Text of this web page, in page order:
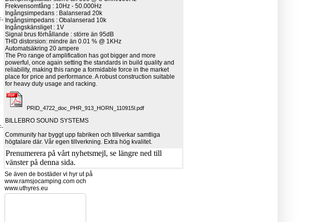
Frekvensomfång : 10Hz - 50.000Hz
Ingångsimpedans : Balanserad 20k
Ingångsimpedans : Obalanserad 10k
Ingångskänsliget : 1V
Signal brus förhållande : större än 95dB
THD distorsion: mindre än 0.01 % @ 1KHz
Automatsäkring 20 ampere
The Pro range of amplification has got bigger and more
powerful, once again setting the standards in build quality and
reliability, making this range a formidable force in the market
place for price and performance. A robust construction suitable
for heavy duty usage and racking.
PRID_4722_doc_PHR_913_HORN_110915l.pdf
BILLEBRO SOUND SYSTEMS
Community har byggt upp fabriken och tillverkar samtliga
högtalare där. Vår egen tillverkning. Extra hög kvalitet.
Prenumerera på vårt nyhetsmejl, se längre ned till
vänster på denna sida.
Se även de bostäder vi hyr ut på
www.ramsjocamping.com och
www.uthyres.eu